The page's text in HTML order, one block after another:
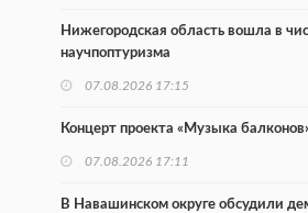
Нижегородская область вошла в
научпоптуризма
07.08.2026 17:15
Концерт проекта «Музыка
07.08.2026 17:11
В Навашинском округе обсудили